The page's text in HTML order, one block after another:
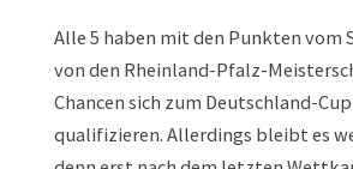
Alle 5 haben mit den Punkten vom
von den Rheinland-Pfalz-
Chancen sich zum Deutschland-
qualifizieren. Allerdings bleibt es